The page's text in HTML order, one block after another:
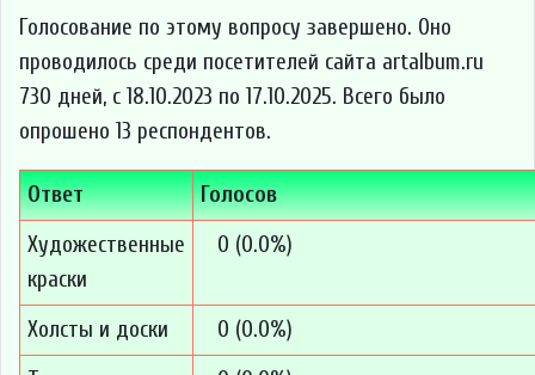
Голосование по этому вопросу завершено. Оно
проводилось среди посетителей сайта artalbum.ru
730 дней, с 18.10.2023 по 17.10.2025. Всего было
опрошено 13 респондентов.
Ответ
Голосов
Художественные
краски
0 (0.0%)
Холсты и доски
0 (0.0%)